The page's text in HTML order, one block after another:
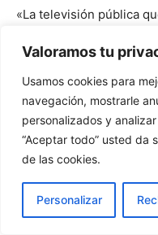
Valoramos tu
Usamos cookies para
navegación, mostrarle
personalizados y
“Aceptar todo” usted da
de las cookies.
Personalizar
«La televisión pública
sea vista como un
presidente, no
todos los días. Creo
todos, en el momento
compromiso con la
creo que el Estado
transmitir.